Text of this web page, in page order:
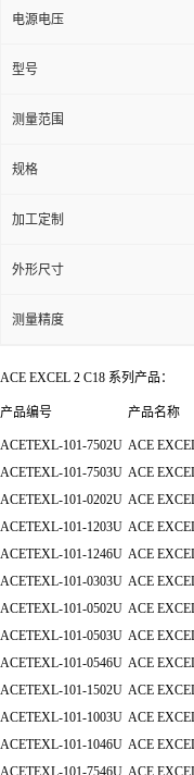
电源电压
型号
测量范围
规格
加工定制
外形尺寸
测量精度
ACE EXCEL 2 C18 系列产品：
产品编号 产品名称
ACETEXL-101-7502U ACE
ACETEXL-101-7503U ACE
ACETEXL-101-0202U ACE
ACETEXL-101-1203U ACE
ACETEXL-101-1246U ACE
ACETEXL-101-0303U ACE
ACETEXL-101-0502U ACE
ACETEXL-101-0503U ACE
ACETEXL-101-0546U ACE
ACETEXL-101-1502U ACE
ACETEXL-101-1003U ACE
ACETEXL-101-1046U ACE
ACETEXL-101-7546U ACE